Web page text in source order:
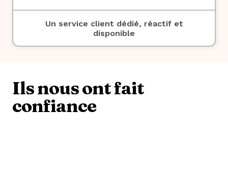
Un service client dédié, réactif et
disponible
Ils nous ont fait
confiance